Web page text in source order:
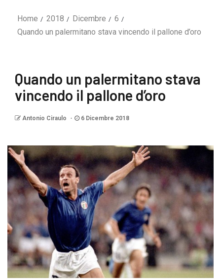
Home 2018 Dicembre
6
Quando un palermitano stava vincendo il pallone d’oro
Quando un palermitano stava
vincendo il pallone d’oro
Antonio Ciraulo 6 Dicembre 2018